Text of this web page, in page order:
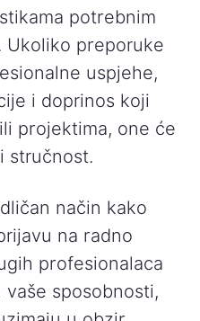
potrebnim
Ukoliko preporuke
uspjehe,
i doprinos koji
projektima, one će
stručnost.
način kako
na radno
profesionalaca
sposobnosti,